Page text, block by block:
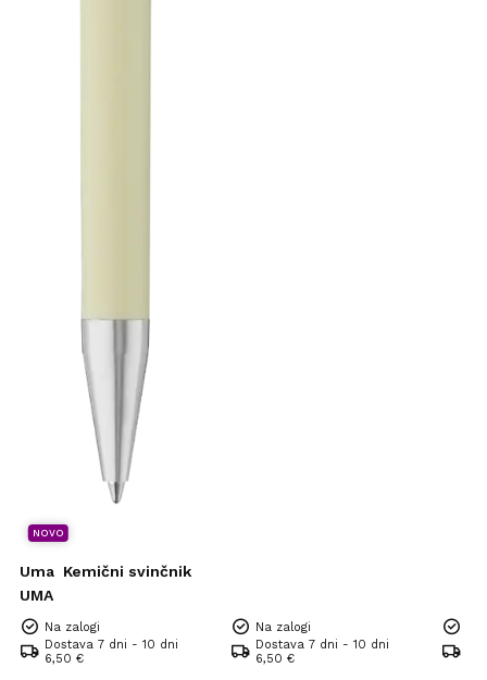
NOVO
Uma Kemični svinčnik
UMA
Na zalogi
Dostava 7 dni - 10 dni
6,50 €
Na zalogi
Dostava 7 dni - 10 dni
6,50 €